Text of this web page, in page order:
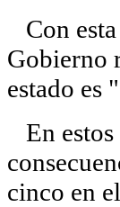
Con
Gobierno
estado es
En estos
cinco en